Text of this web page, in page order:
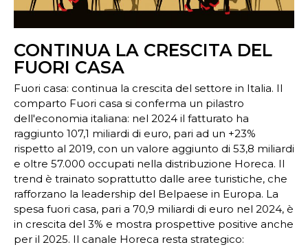
CONTINUA LA CRESCITA DEL
FUORI CASA
Fuori casa: continua la crescita del settore in Italia. Il
comparto Fuori casa si conferma un pilastro
dell'economia italiana: nel 2024 il fatturato ha
raggiunto 107,1 miliardi di euro, pari ad un +23%
rispetto al 2019, con un valore aggiunto di 53,8 miliardi
e oltre 57.000 occupati nella distribuzione Horeca. Il
trend è trainato soprattutto dalle aree turistiche, che
rafforzano la leadership del Belpaese in Europa. La
spesa fuori casa, pari a 70,9 miliardi di euro nel 2024, è
in crescita del 3% e mostra prospettive positive anche
per il 2025. Il canale Horeca resta strategico: